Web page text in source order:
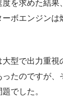
を求めた結果
ボエンジンは
型で出力重視
たのですが、
でした。